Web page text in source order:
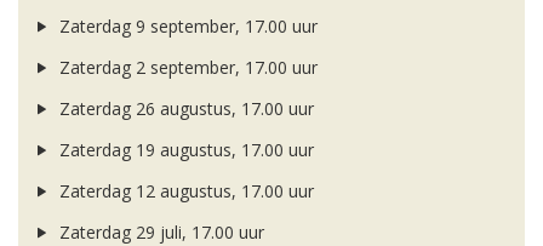
Zaterdag 9 september, 17.00 uur
Zaterdag 2 september, 17.00 uur
Zaterdag 26 augustus, 17.00 uur
Zaterdag 19 augustus, 17.00 uur
Zaterdag 12 augustus, 17.00 uur
Zaterdag 29 juli, 17.00 uur